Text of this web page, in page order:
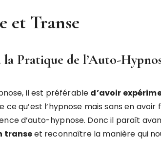
et Transe
la Pratique de l’Auto-
il est préférable d’avoir
qu’est l’hypnose mais sans en
d’auto-hypnose. Donc il paraît
transeet reconnaître la manière qui